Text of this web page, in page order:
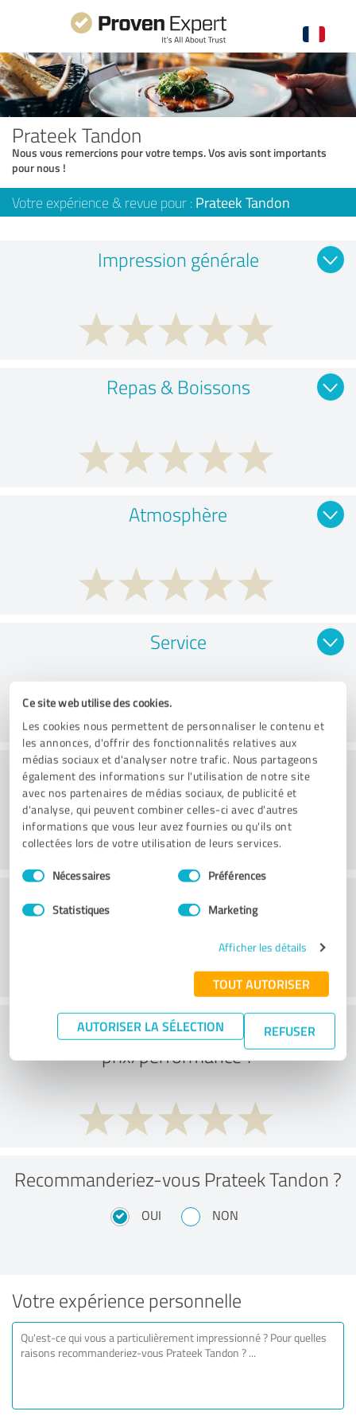
Ce site web utilise des cookies.
Les cookies nous permettent de personnaliser le contenu et
les annonces, d'offrir des fonctionnalités relatives aux
médias sociaux et d'analyser notre trafic. Nous partageons
également des informations sur l'utilisation de notre site
avec nos partenaires de médias sociaux, de publicité et
d'analyse, qui peuvent combiner celles-ci avec d'autres
informations que vous leur avez fournies ou qu'ils ont
collectées lors de votre utilisation de leurs services.
Sélection
du
Nécessaires Préférences
Statistiques Marketing
Afficher les détails
TOUT AUTORISER
AUTORISER LA SÉLECTION REFUSER
Prateek Tandon
Nous vous remercions pour votre temps. Vos avis sont importants
pour nous !
Votre expérience & revue pour : Prateek Tandon
Impression générale
Repas & Boissons
Atmosphère
Service
Service proposé
Localisation
Que pensez-vous du rapport
prix/performance ?
Recommanderiez-vous Prateek Tandon ?
OUI NON
Votre expérience personnelle